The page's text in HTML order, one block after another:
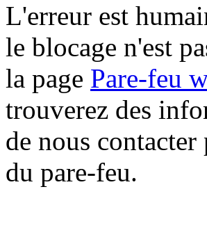
L'erreur est
le blocage n'est
la page Pare-feu
trouverez des
de nous
du pare-feu.